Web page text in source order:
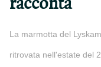
racconta
La marmotta del
ritrovata nell'estate del